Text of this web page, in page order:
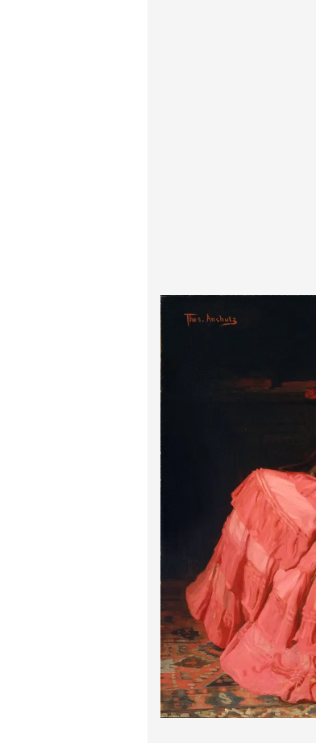
سزان
فرمیر
تابلوها